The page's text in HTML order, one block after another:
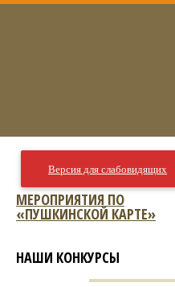
Версия для слабовидящих
МЕРОПРИЯТИЯ ПО
«ПУШКИНСКОЙ КАРТЕ»
НАШИ КОНКУРСЫ